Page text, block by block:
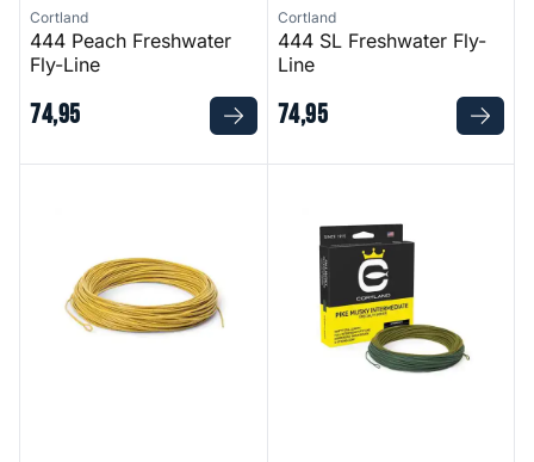
Cortland
444 Peach Freshwater
Fly-Line
74,95
Cortland
444 SL Freshwater Fly-
Line
74,95